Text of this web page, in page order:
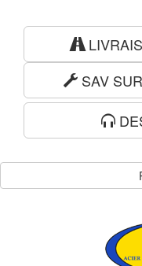
SAV